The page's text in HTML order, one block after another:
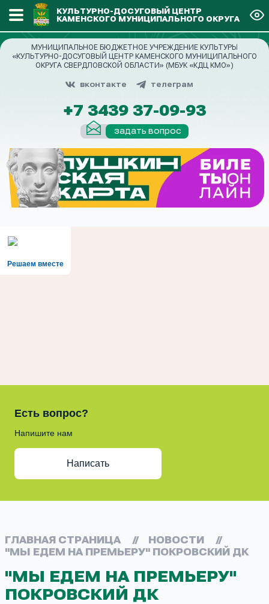
КУЛЬТУРНО-ДОСУГОВЫЙ ЦЕНТР
КАМЕНСКОГО МУНИЦИПАЛЬНОГО ОКРУГА
МУНИЦИПАЛЬНОЕ БЮДЖЕТНОЕ УЧРЕЖДЕНИЕ КУЛЬТУРЫ
«КУЛЬТУРНО-ДОСУГОВЫЙ ЦЕНТР КАМЕНСКОГО МУНИЦИПАЛЬНОГО
ОКРУГА СВЕРДЛОВСКОЙ ОБЛАСТИ» (МБУК «КДЦ КМО»)
вконтакте телеграм
+7 3439 37-09-93
задать вопрос
Решаем вместе
Есть вопрос?
Напишите нам
Написать
ГЛАВНАЯ СТРАНИЦА // НОВОСТИ
//
"МЫ ЕДЕМ НА ПРЕМЬЕРУ" ПОКРОВСКИЙ ДК
"МЫ ЕДЕМ НА ПРЕМЬЕРУ"
ПОКРОВСКИЙ ДК